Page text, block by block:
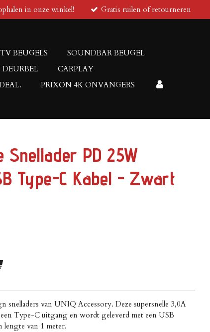
in onze winkel! Gratis ruilen of retourneren
BEUGELS
SOUNDBAR BEUGEL
CARPLAY
PRIXON 4K ONVANGERS
Snellader PD 25W
Type-C Kabel - Zwart
snelladers van UNIQ Accessory. Deze supersnelle 3,0A
een Type-C uitgang en wordt geleverd met een USB
lengte van 1 meter.